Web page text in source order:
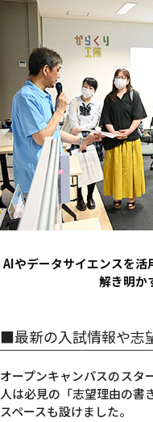
AIやデータサイエンスを活
解き明か
■最新の入試情報や志
オープンキャンパスのスタ
人は必見の「志望理由の書
スペースも設けました。